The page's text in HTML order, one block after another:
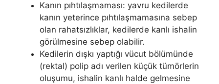
Kanın pıhtılaşmaması: yavru kedilerde
kanın yeterince pıhtılaşmamasına sebep
olan rahatsızlıklar, kedilerde kanlı ishalin
görülmesine sebep olabilir.
Kedilerin dışkı yaptığı vücut bölümünde
(rektal) polip adı verilen küçük tümörlerin
oluşumu, ishalin kanlı halde gelmesine